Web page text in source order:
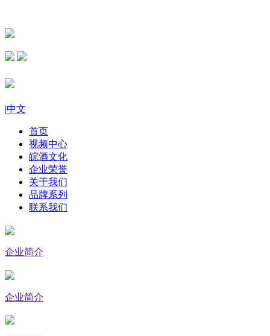
|中文
首页
视频中心
皖酒文化
企业荣誉
关于我们
品牌系列
联系我们
企业简介
企业简介